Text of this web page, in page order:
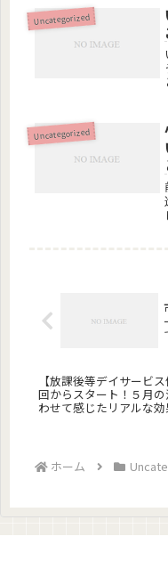
Uncategorized
Uncategorized
【放課後等デイサービ
回からスタート！５月
わせて感じたリアルな
ホーム